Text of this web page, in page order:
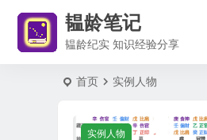
韫龄笔记
韫龄纪实 知识经验分享
首页 实例人物
实例人物